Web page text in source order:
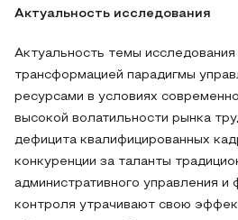
Актуальность исследования
Актуальность темы
трансформацией парадигмы
ресурсами в условиях
высокой волатильности рынка
дефицита квалифицированных
конкуренции за таланты
административного управления и
контроля утрачивают свою